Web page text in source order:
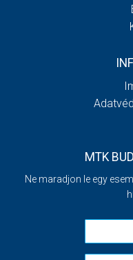
MTK
Ne maradjon le egy